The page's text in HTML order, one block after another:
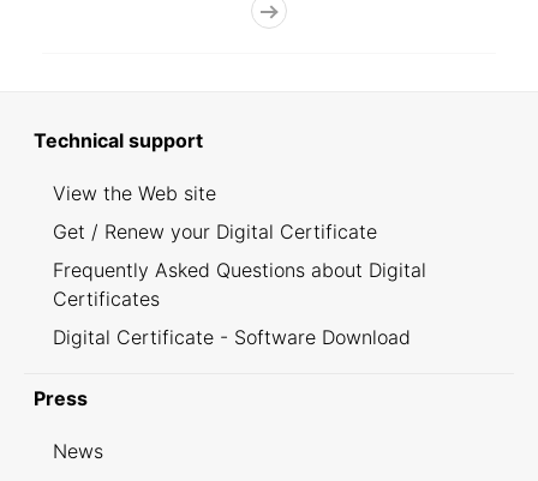
Technical support
View the Web site
Get / Renew your Digital Certificate
Frequently Asked Questions about Digital
Certificates
Digital Certificate - Software Download
Press
News